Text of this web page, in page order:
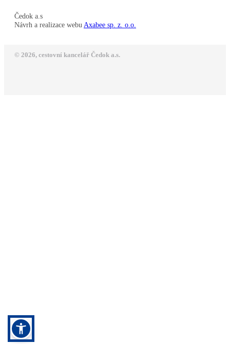
Čedok a.s
Návrh a realizace webu Axabee sp. z. o.o.
© 2026, cestovní kancelář Čedok a.s.